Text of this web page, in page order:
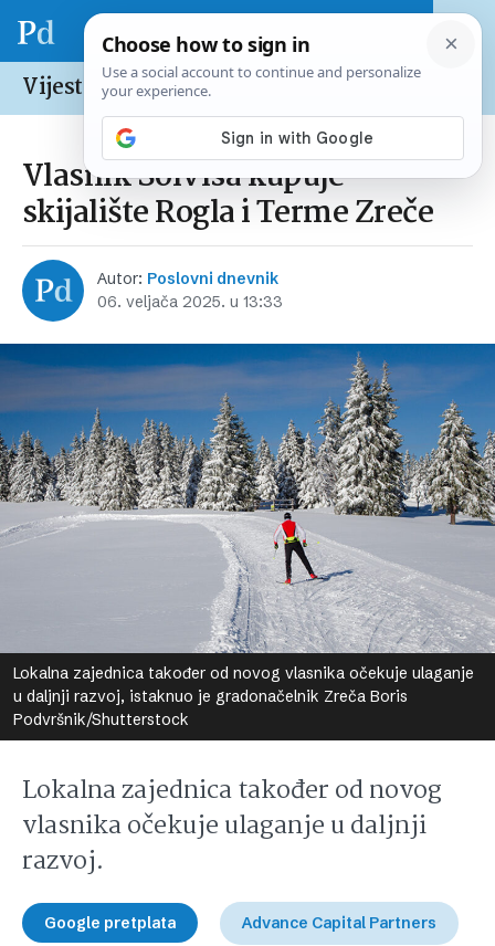
Vijesti /Hrvatska
Vlasnik Solvisa kupuje
skijalište Rogla i Terme Zreče
Autor: Poslovni dnevnik
06. veljača 2025. u 13:33
Lokalna zajednica također od novog vlasnika očekuje ulaganje
u daljnji razvoj, istaknuo je gradonačelnik Zreča Boris
Podvršnik/Shutterstock
Lokalna zajednica također od novog
vlasnika očekuje ulaganje u daljnji
razvoj.
Google pretplata Advance Capital Partners